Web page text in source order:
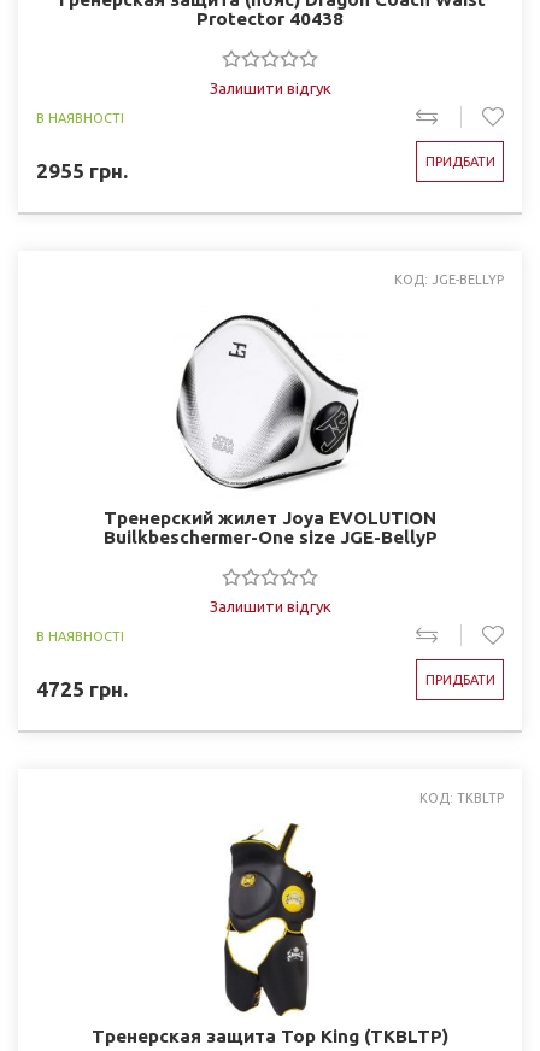
Protector 40438
Залишити відгук
В НАЯВНОСТІ
2955 грн. ПРИДБАТИ
КОД: JGE-BELLYP
Тренерский жилет Joya EVOLUTION
Builkbeschermer-One size JGE-BellyP
Залишити відгук
В НАЯВНОСТІ
4725 грн. ПРИДБАТИ
КОД: TKBLTP
Тренерская защита Top King (TKBLTP)